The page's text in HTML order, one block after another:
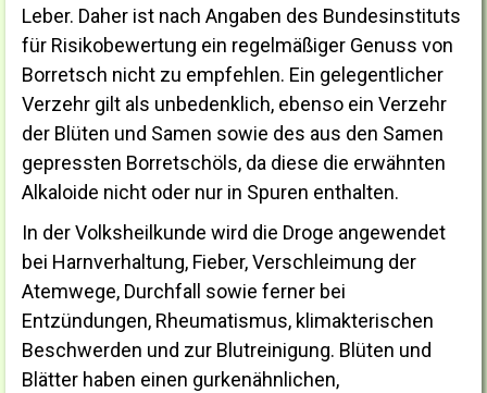
Leber. Daher ist nach Angaben des Bundesinstituts
für Risikobewertung ein regelmäßiger Genuss von
Borretsch nicht zu empfehlen. Ein gelegentlicher
Verzehr gilt als unbedenklich, ebenso ein Verzehr
der Blüten und Samen sowie des aus den Samen
gepressten Borretschöls, da diese die erwähnten
Alkaloide nicht oder nur in Spuren enthalten.
In der Volksheilkunde wird die Droge angewendet
bei Harnverhaltung, Fieber, Verschleimung der
Atemwege, Durchfall sowie ferner bei
Entzündungen, Rheumatismus, klimakterischen
Beschwerden und zur Blutreinigung. Blüten und
Blätter haben einen gurkenähnlichen,